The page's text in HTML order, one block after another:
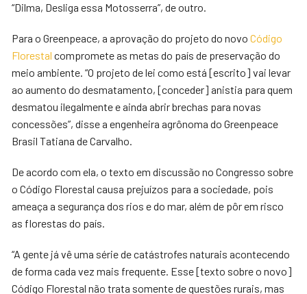
“Dilma, Desliga essa Motosserra”, de outro.
Para o Greenpeace, a aprovação do projeto do novoCódigo
Florestalcompromete as metas do país de preservação do
meio ambiente. “O projeto de lei como está [escrito] vai levar
ao aumento do desmatamento, [conceder] anistia para quem
desmatou ilegalmente e ainda abrir brechas para novas
concessões”, disse a engenheira agrônoma do Greenpeace
Brasil Tatiana de Carvalho.
De acordo com ela, o texto em discussão no Congresso sobre
o Código Florestal causa prejuízos para a sociedade, pois
ameaça a segurança dos rios e do mar, além de pôr em risco
as florestas do país.
“A gente já vê uma série de catástrofes naturais acontecendo
de forma cada vez mais frequente. Esse [texto sobre o novo]
Código Florestal não trata somente de questões rurais, mas